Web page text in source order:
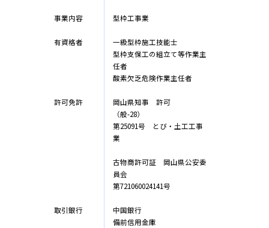
事業内容 型枠工事業
有資格者
一級型枠施工技能士
型枠支保工の組立て等作業主
任者
酸素欠乏危険作業主任者
許可免許
岡山県知事 許可
（般-28）
第25091号 とび・土工工事
業
古物商許可証 岡山県公安委
員会
第721060024141号
取引銀行
中国銀行
備前信用金庫